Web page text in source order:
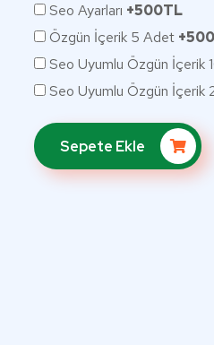
Seo Ayarları +500TL
Özgün İçerik 5 Adet
Seo Uyumlu Özgün İçerik
Seo Uyumlu Özgün
Sepete Ekle